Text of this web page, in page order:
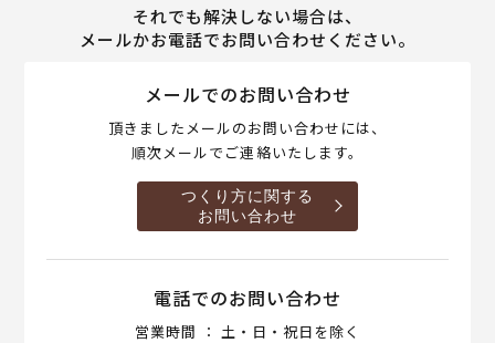
それでも解決しない場合は、
メールかお電話でお問い合わせください。
メールでのお問い合わせ
頂きましたメールのお問い合わせには、
順次メールでご連絡いたします。
つくり方に関する
お問い合わせ
電話でのお問い合わせ
営業時間 ： 土・日・祝日を除く